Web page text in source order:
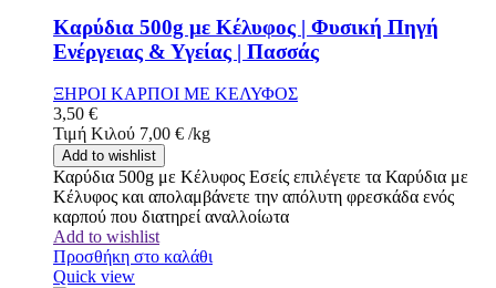
Καρύδια 500g με Κέλυφος | Φυσική Πηγή
Ενέργειας & Υγείας | Πασσάς
ΞΗΡΟΙ ΚΑΡΠΟΙ ΜΕ ΚΕΛΥΦΟΣ
3,50 €
Τιμή Κιλού 7,00 € /kg
Add to wishlist
Καρύδια 500g με Κέλυφος Εσείς επιλέγετε τα Καρύδια με
Κέλυφος και απολαμβάνετε την απόλυτη φρεσκάδα ενός
καρπού που διατηρεί αναλλοίωτα
Add to wishlist
Προσθήκη στο καλάθι
Quick view